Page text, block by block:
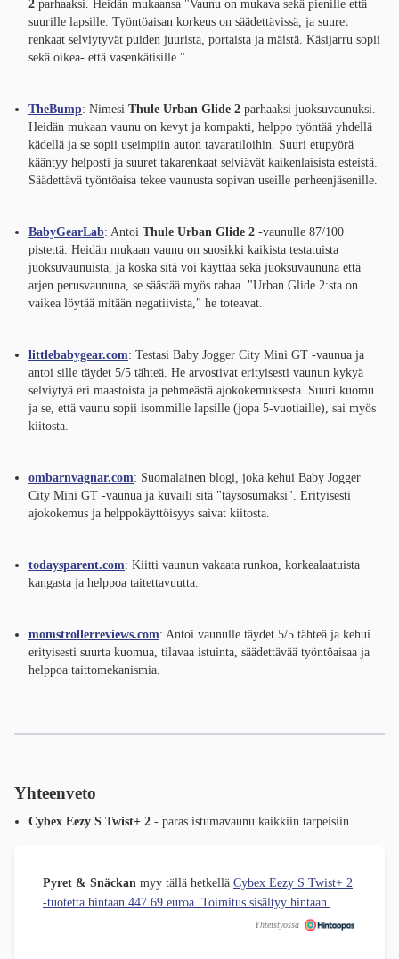
2 parhaaksi. Heidän mukaansa "Vaunu on mukava sekä pienille että
suurille lapsille. Työntöaisan korkeus on säädettävissä, ja suuret
renkaat selviytyvät puiden juurista, portaista ja mäistä. Käsijarru sopii
sekä oikea- että vasenkätisille."
TheBump: Nimesi Thule Urban Glide 2 parhaaksi juoksuvaunuksi.
Heidän mukaan vaunu on kevyt ja kompakti, helppo työntää yhdellä
kädellä ja se sopii useimpiin auton tavaratiloihin. Suuri etupyörä
kääntyy helposti ja suuret takarenkaat selviävät kaikenlaisista esteistä.
Säädettävä työntöaisa tekee vaunusta sopivan useille perheenjäsenille.
BabyGearLab: Antoi Thule Urban Glide 2 -vaunulle 87/100
pistettä. Heidän mukaan vaunu on suosikki kaikista testatuista
juoksuvaunuista, ja koska sitä voi käyttää sekä juoksuvaununa että
arjen perusvaununa, se säästää myös rahaa. "Urban Glide 2:sta on
vaikea löytää mitään negatiivista," he toteavat.
littlebabygear.com: Testasi Baby Jogger City Mini GT -vaunua ja
antoi sille täydet 5/5 tähteä. He arvostivat erityisesti vaunun kykyä
selviytyä eri maastoista ja pehmeästä ajokokemuksesta. Suuri kuomu
ja se, että vaunu sopii isommille lapsille (jopa 5-vuotiaille), sai myös
kiitosta.
ombarnvagnar.com: Suomalainen blogi, joka kehui Baby Jogger
City Mini GT -vaunua ja kuvaili sitä "täysosumaksi". Erityisesti
ajokokemus ja helppokäyttöisyys saivat kiitosta.
todaysparent.com: Kiitti vaunun vakaata runkoa, korkealaatuista
kangasta ja helppoa taitettavuutta.
momstrollerreviews.com: Antoi vaunulle täydet 5/5 tähteä ja kehui
erityisesti suurta kuomua, tilavaa istuinta, säädettävää työntöaisaa ja
helppoa taittomekanismia.
Yhteenveto
Cybex Eezy S Twist+ 2 - paras istumavaunu kaikkiin tarpeisiin.
Pyret & Snäckan myy tällä hetkellä Cybex Eezy S Twist+ 2
-tuotetta hintaan 447.69 euroa. Toimitus sisältyy hintaan.
Yhteistyössä